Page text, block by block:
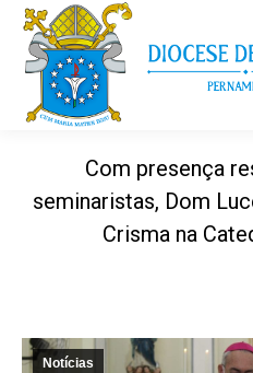
Com presença
seminaristas, Dom
Crisma na
Notícias